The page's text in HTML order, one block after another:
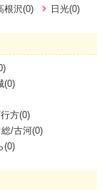
根沢(0) 日光(0)
(0)
方(0)
/古河(0)
(0)